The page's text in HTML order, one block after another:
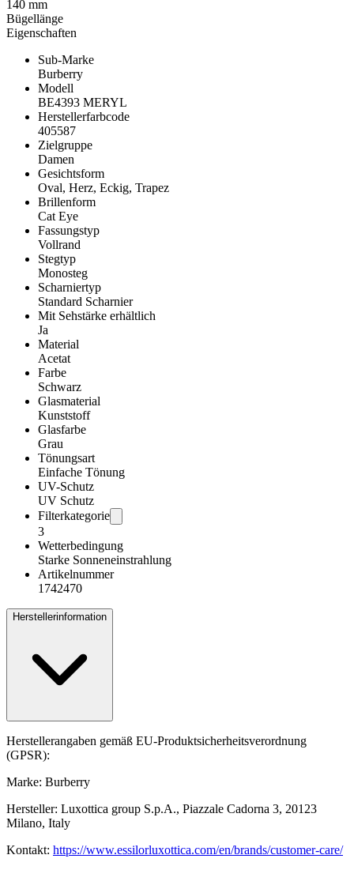
Eigenschaften
Sub-Marke
Burberry
Modell
BE4393 MERYL
Herstellerfarbcode
405587
Zielgruppe
Damen
Gesichtsform
Oval, Herz, Eckig, Trapez
Brillenform
Cat Eye
Fassungstyp
Vollrand
Stegtyp
Monosteg
Scharniertyp
Standard Scharnier
Mit Sehstärke erhältlich
Ja
Material
Acetat
Farbe
Schwarz
Glasmaterial
Kunststoff
Glasfarbe
Grau
Tönungsart
Einfache Tönung
UV-Schutz
UV Schutz
Filterkategorie
3
Wetterbedingung
Starke Sonneneinstrahlung
Artikelnummer
1742470
Herstellerinformation
Herstellerangaben gemäß EU-Produktsicherheitsverordnung
(GPSR):
Marke: Burberry
Hersteller: Luxottica group S.p.A., Piazzale Cadorna 3, 20123
Milano, Italy
Kontakt: https://www.essilorluxottica.com/en/brands/customer-care/
140 mm
Bügellänge